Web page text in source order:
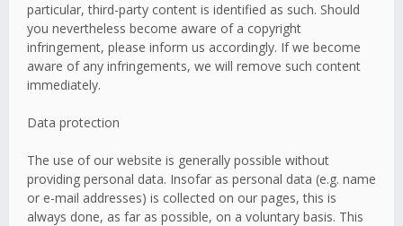
particular, third-party content is identified as such. Should
you nevertheless become aware of a copyright
infringement, please inform us accordingly. If we become
aware of any infringements, we will remove such content
immediately.
Data protection
The use of our website is generally possible without
providing personal data. Insofar as personal data (e.g. name
or e-mail addresses) is collected on our pages, this is
always done, as far as possible, on a voluntary basis. This